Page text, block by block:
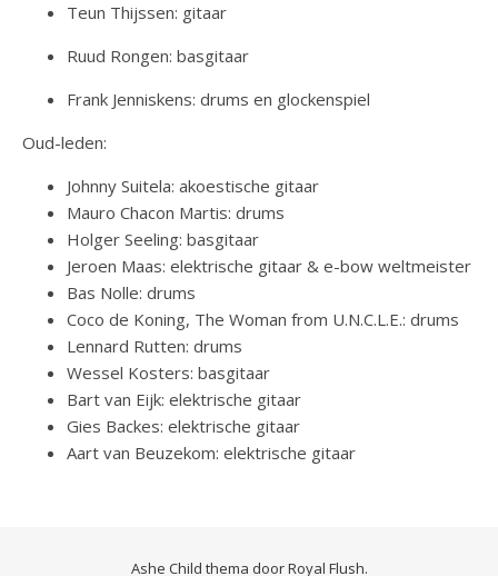
Teun Thijssen: gitaar
Ruud Rongen: basgitaar
Frank Jenniskens: drums en glockenspiel
Oud-leden:
Johnny Suitela: akoestische gitaar
Mauro Chacon Martis: drums
Holger Seeling: basgitaar
Jeroen Maas: elektrische gitaar & e-bow weltmeister
Bas Nolle: drums
Coco de Koning, The Woman from U.N.C.L.E.: drums
Lennard Rutten: drums
Wessel Kosters: basgitaar
Bart van Eijk: elektrische gitaar
Gies Backes: elektrische gitaar
Aart van Beuzekom: elektrische gitaar
Ashe Child thema doorRoyal Flush.